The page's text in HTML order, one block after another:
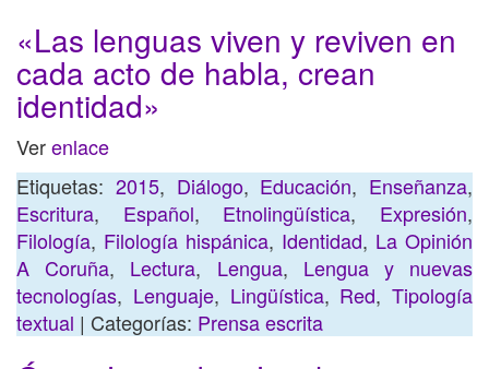
«Las lenguas viven y reviven en
cada acto de habla, crean
identidad»
Verenlace
Etiquetas: 2015, Diálogo, Educación, Enseñanza,
Escritura, Español, Etnolingüística, Expresión,
Filología, Filología hispánica, Identidad, La Opinión
A Coruña, Lectura, Lengua, Lengua y nuevas
tecnologías, Lenguaje, Lingüística, Red, Tipología
textual | Categorías: Prensa escrita